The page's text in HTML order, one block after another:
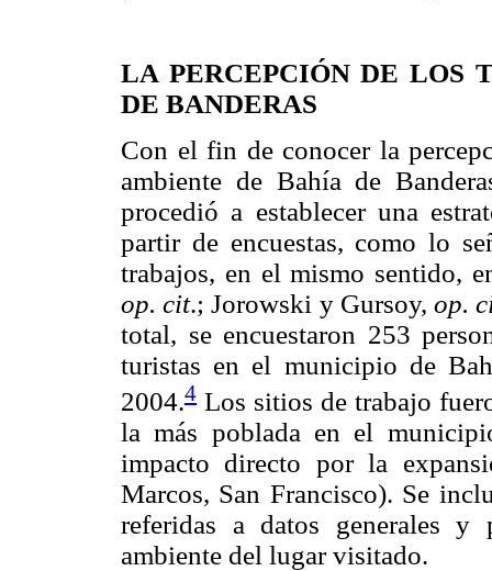
LA PERCEPCIÓN DE LOS
DE BANDERAS
Con el fin de conocer la
ambiente de Bahía de
procedió a establecer una
partir de encuestas, como lo
trabajos, en el mismo sentido,
op. cit.; Jorowski y Gursoy,op.
total, se encuestaron 253
turistas en el municipio de
2004.4 Los sitios de trabajo
la más poblada en el
impacto directo por la
Marcos, San Francisco). Se
referidas a datos generales y
ambiente del lugar visitado.